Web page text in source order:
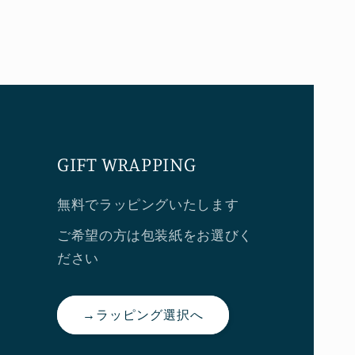
GIFT WRAPPING
無料でラッピングいたします
ご希望の方は包装紙をお選びく
ださい
→ラッピング選択へ